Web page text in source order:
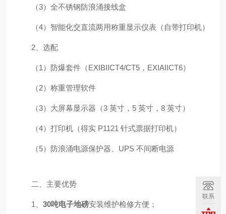
（3）全不锈钢防浪涌接线盒
（4）智能化交直流两用称重显示仪表（自带打印机）
2、选配
（1）防爆套件（EXIBIICT4/CT5，EXIAIICT6）
（2）称重管理软件
（3）大屏幕显示器（3 英寸，5 英寸，8 英寸）
（4）打印机（得实 P1121 针式票据打印机）
（5）防浪涌电源保护器、UPS 不间断电源
二、主要优势
1、 30吨电子地磅安装维护检修方便；
联系